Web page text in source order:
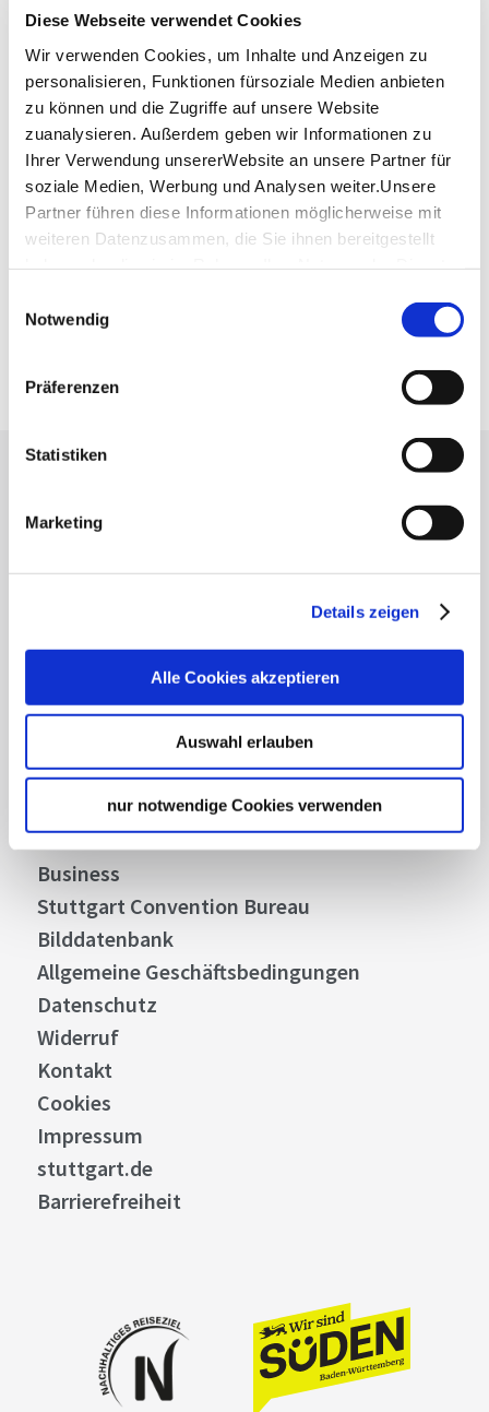
Diese Webseite verwendet Cookies
Wir verwenden Cookies, um Inhalte und Anzeigen zu
personalisieren, Funktionen fürsoziale Medien anbieten
zu können und die Zugriffe auf unsere Website
zuanalysieren. Außerdem geben wir Informationen zu
Ihrer Verwendung unsererWebsite an unsere Partner für
soziale Medien, Werbung und Analysen weiter.Unsere
Partner führen diese Informationen möglicherweise mit
weiteren Datenzusammen, die Sie ihnen bereitgestellt
Impressum
Notwendig
Präferenzen
Statistiken
Marketing
Details zeigen
Alle Cookies akzeptieren
Auswahl erlauben
nur notwendige Cookies verwenden
Lage & Kontakt
Akademiegarten beim Neuen Schloss
70173 Stuttgart
Planen Sie Ihre Anreise
Verkehrs- und Tarifverbund Stuttgart GmbH
Fahrplanauskunft des VVS
Mit unserem Newsletter bleiben Sie zu Events,
Stuttgart und Region immer up-to-date.
Über uns
Stellenangebote
Presse
Business
Stuttgart Convention Bureau
Bilddatenbank
Allgemeine Geschäftsbedingungen
Datenschutz
Widerruf
Kontakt
Cookies
Impressum
stuttgart.de
Barrierefreiheit